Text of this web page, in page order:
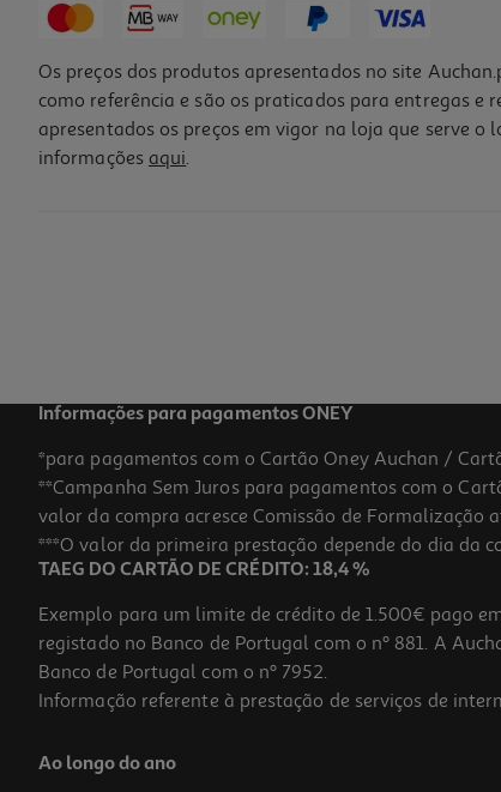
Os preços dos produtos apresentados no site
como referência e são os praticados para entregas
apresentados os preços em vigor na loja que serve
informações aqui.
Informações para pagamentos ONEY
*para pagamentos com o Cartão Oney Auchan /
**Campanha Sem Juros para pagamentos com o
valor da compra acresce Comissão de Formalização
***O valor da primeira prestação depende do dia da
TAEG DO CARTÃO DE CRÉDITO: 18,4 %
Exemplo para um limite de crédito de 1.500€ pago
registado no Banco de Portugal com o nº 881. A
Banco de Portugal com o nº 7952.
Informação referente à prestação de serviços de
Ao longo do ano